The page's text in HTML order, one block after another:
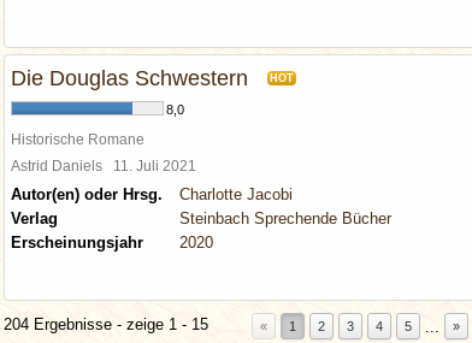
Die Douglas Schwestern HOT
8,0
Historische Romane
Astrid Daniels 11. Juli 2021
Autor(en) oder Hrsg.
Charlotte Jacobi
Verlag
Steinbach Sprechende Bücher
Erscheinungsjahr
2020
204 Ergebnisse - zeige 1 - 15 « 1 2 3 4 5 »